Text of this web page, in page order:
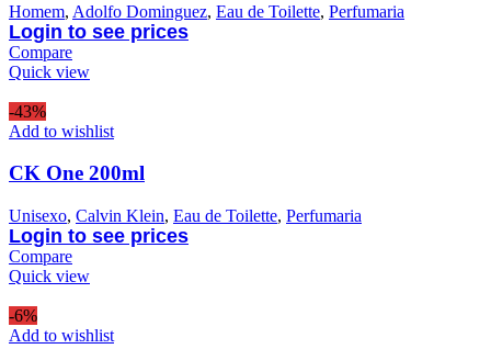
Homem, Adolfo Dominguez, Eau de Toilette, Perfumaria
Login to see prices
Compare
Quick view
-43%
Add to wishlist
CK One 200ml
Unisexo, Calvin Klein, Eau de Toilette, Perfumaria
Login to see prices
Compare
Quick view
-6%
Add to wishlist